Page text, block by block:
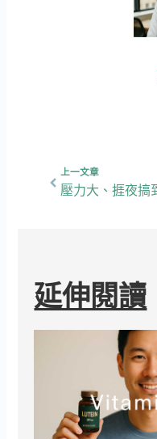
上一文章
延伸閱讀